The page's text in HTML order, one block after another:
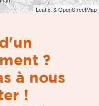
?
à nous
!
Leaflet & OpenStreetMap